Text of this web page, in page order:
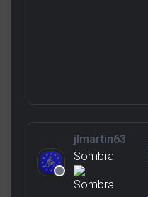
jlmartin63
Sombra